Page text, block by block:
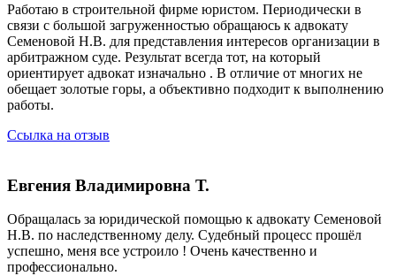
Работаю в строительной фирме юристом. Периодически в
связи с большой загруженностью обращаюсь к адвокату
Семеновой Н.В. для представления интересов организации в
арбитражном суде. Результат всегда тот, на который
ориентирует адвокат изначально . В отличие от многих не
обещает золотые горы, а объективно подходит к выполнению
работы.
Ссылка на отзыв
Евгения Владимировна Т.
Обращалась за юридической помощью к адвокату Семеновой
Н.В. по наследственному делу. Судебный процесс прошёл
успешно, меня все устроило ! Очень качественно и
профессионально.